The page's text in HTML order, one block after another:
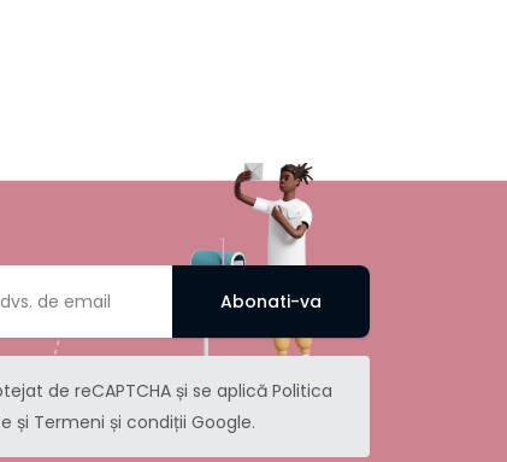
de reCAPTCHA și se aplicăPolitica
și Termeni și condiții Google.
Abonati-va